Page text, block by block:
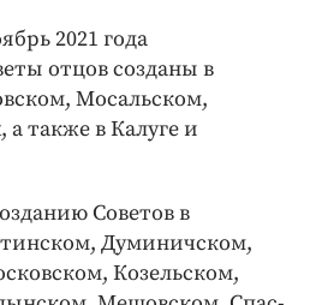
2021 года
отцов созданы в
Мосальском,
также в Калуге и
Советов в
Думиничском,
Козельском,